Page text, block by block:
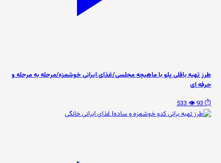
طرز تهیه باقلی پلو با ماهیچه مجلسی/غذای ایرانی خوشمزه/مرحله به مرحله و
حرفه ای
⏱️ 93
👁️ 533